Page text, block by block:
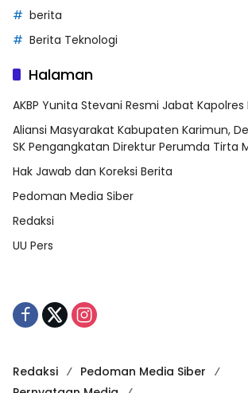
berita
Berita Teknologi
Halaman
AKBP Yunita Stevani Resmi Jabat
Aliansi Masyarakat Kabupaten Karimun,
SK Pengangkatan Direktur Perumda Tirta
Hak Jawab dan Koreksi Berita
Pedoman Media Siber
Redaksi
UU Pers
Redaksi
Pedoman Media Siber